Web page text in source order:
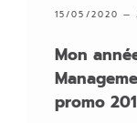
15/05/2020 —
Mon
promo